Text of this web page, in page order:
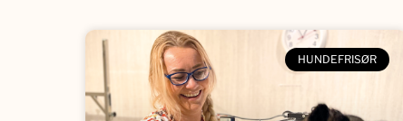
HUNDEFRISØR